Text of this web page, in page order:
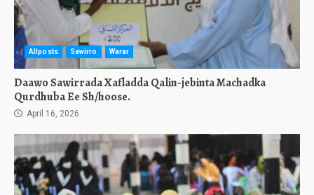
Allposts Sawirro Warar
Daawo Sawirrada Xafladda Qalin-jebinta Machadka
Qurdhuba Ee Sh/hoose.
April 16, 2026